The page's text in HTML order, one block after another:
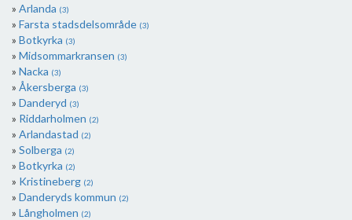
Arlanda (3)
Farsta stadsdelsområde (3)
Botkyrka (3)
Midsommarkransen (3)
Nacka (3)
Åkersberga (3)
Danderyd (3)
Riddarholmen (2)
Arlandastad (2)
Solberga (2)
Botkyrka (2)
Kristineberg (2)
Danderyds kommun (2)
Långholmen (2)